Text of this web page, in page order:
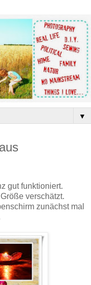
▼
gut funktioniert.
verschätzt.
zunächst mal